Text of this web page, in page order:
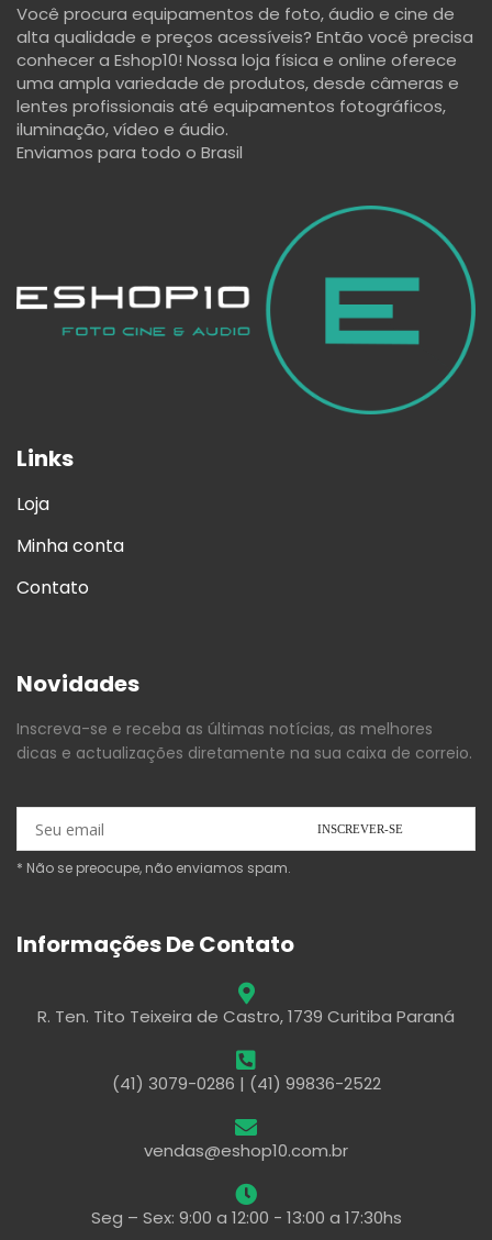
Você procura equipamentos de foto, áudio e cine de
alta qualidade e preços acessíveis? Então você precisa
conhecer a Eshop10! Nossa loja física e online oferece
uma ampla variedade de produtos, desde câmeras e
lentes profissionais até equipamentos fotográficos,
iluminação, vídeo e áudio.
Enviamos para todo o Brasil
Links
Loja
Minha conta
Contato
Novidades
Inscreva-se e receba as últimas notícias, as melhores
dicas e actualizações diretamente na sua caixa de correio.
* Não se preocupe, não enviamos spam.
Informações De Contato
R. Ten. Tito Teixeira de Castro, 1739 Curitiba Paraná
(41) 3079-0286 | (41) 99836-2522
vendas@eshop10.com.br
Seg – Sex: 9:00 a 12:00 - 13:00 a 17:30hs